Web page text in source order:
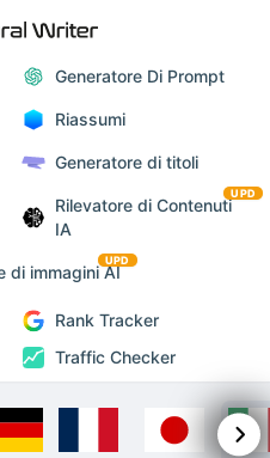
Generatore Di Prompt
Riassumi
Generatore di titoli
Rilevatore di Contenuti
IA
UPD
di immagini AI
UPD
Rank Tracker
Traffic Checker